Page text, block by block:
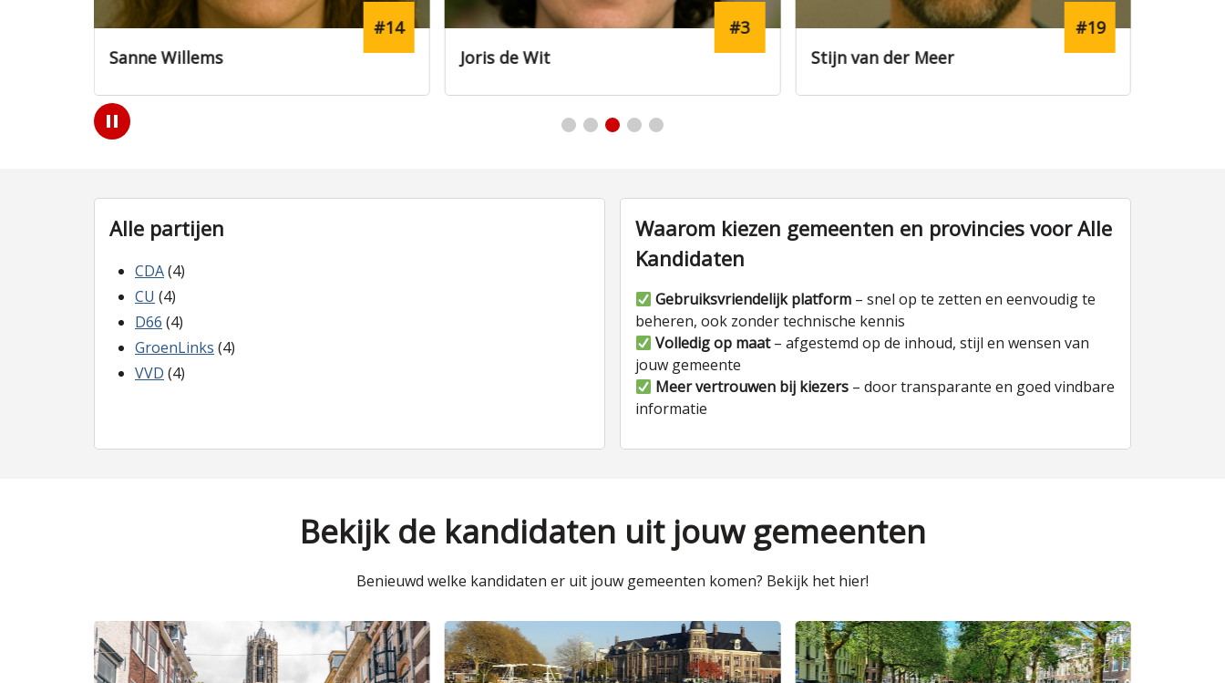
Joris de Wit
#3
Stijn van der Meer
#19
Iris Mulder
#18
Play
/
Alle partijen
CDA(4)
CU (4)
D66 (4)
GroenLinks (4)
VVD (4)
Waarom kiezen gemeenten en provincies voor Alle
Kandidaten
Gebruiksvriendelijk platform – snel op te zetten en eenvoudig te
beheren, ook zonder technische kennis
Volledig op maat– afgestemd op de inhoud, stijl en wensen van
jouw gemeente
Meer vertrouwen bij kiezers – door transparante en goed vindbare
informatie
Bekijk de kandidaten uit jouw gemeenten
Benieuwd welke kandidaten er uit jouw gemeenten komen? Bekijk het hier!